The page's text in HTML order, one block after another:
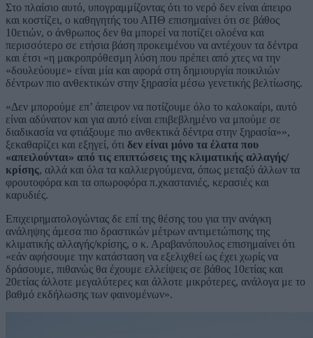
Στο πλαίσιο αυτό, υπογραμμίζοντας ότι το νερό δεν είναι άπειρο
και κοστίζει, ο καθηγητής του ΑΠΘ επισημαίνει ότι σε βάθος
10ετιών, ο άνθρωπος δεν θα μπορεί να ποτίζει ολοένα και
περισσότερο σε ετήσια βάση προκειμένου να αντέχουν τα δέντρα
και έτσι «η μακροπρόθεσμη λύση που πρέπει από χτες να την
«δουλεύουμε» είναι μία και αφορά στη δημιουργία ποικιλιών
δέντρων πιο ανθεκτικών στην ξηρασία μέσω γενετικής βελτίωσης.
«Δεν μπορούμε επ’ άπειρον να ποτίζουμε όλο το καλοκαίρι, αυτό
είναι αδύνατον και για αυτό είναι επιβεβλημένο να μπούμε σε
διαδικασία να φτιάξουμε πιο ανθεκτικά δέντρα στην ξηρασία»»,
ξεκαθαρίζει και εξηγεί, ότι δεν είναι μόνο τα έλατα που
«απειλούνται» από τις επιπτώσεις της κλιματικής αλλαγής/
κρίσης, αλλά και όλα τα καλλιεργούμενα, όπως μεταξύ άλλων τα
φρουτοφόρα και τα οπωροφόρα π.χκαστανιές, κερασιές και
καρυδιές.
Επιχειρηματολογώντας δε επί της θέσης του για την ανάγκη
ανάληψης άμεσα πιο δραστικών μέτρων αντιμετώπισης της
κλιματικής αλλαγής/κρίσης, ο κ. Αραβανόπουλος επισημαίνει ότι
«εάν αφήσουμε την κατάσταση να εξελιχθεί ως έχει χωρίς να
δράσουμε, πιθανώς θα έχουμε ελλείψεις σε βάθος 10ετίας και
20ετίας άλλοτε μεγαλύτερες και άλλοτε μικρότερες, ανάλογα με το
βαθμό εκδήλωσης των φαινομένων».